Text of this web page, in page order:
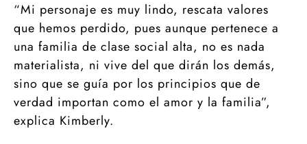
“Mi personaje es muy lindo, rescata valores
que hemos perdido, pues aunque pertenece a
una familia de clase social alta, no es nada
materialista, ni vive del que dirán los demás,
sino que se guía por los principios que de
verdad importan como el amor y la familia”,
explica Kimberly.